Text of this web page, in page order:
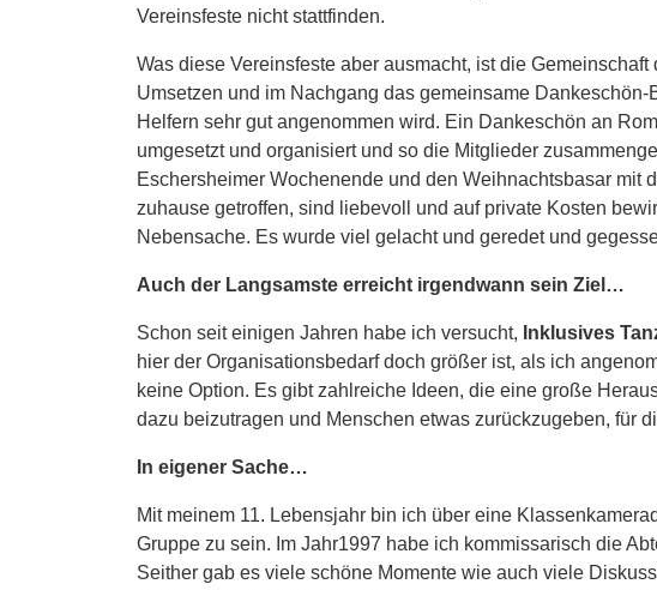
Vereinsfeste nicht stattfinden.
Was diese Vereinsfeste aber ausmacht, ist die
Umsetzen und im Nachgang das gemeinsame
Helfern sehr gut angenommen wird. Ein Dankeschön an
umgesetzt und organisiert und so die Mitglieder
Eschersheimer Wochenende und den Weihnachtsbasar
zuhause getroffen, sind liebevoll und auf private Kosten
Nebensache. Es wurde viel gelacht und geredet und
Auch der Langsamste erreicht irgendwann sein Ziel…
Schon seit einigen Jahren habe ich versucht, Inklusives
hier der Organisationsbedarf doch größer ist, als ich
keine Option. Es gibt zahlreiche Ideen, die eine große
dazu beizutragen und Menschen etwas zurückzugeben, für
In eigener Sache…
Mit meinem 11. Lebensjahr bin ich über eine
Gruppe zu sein. Im Jahr1997 habe ich kommissarisch die
Seither gab es viele schöne Momente wie auch viele